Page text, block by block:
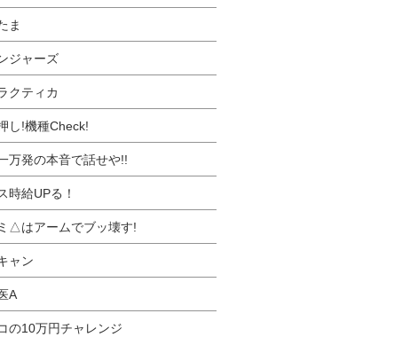
ま
ジャーズ
クティカ
し!機種Check!
万発の本音で話せや!!
時給UPる！
△はアームでブッ壊す!
ャン
A
の10万円チャレンジ